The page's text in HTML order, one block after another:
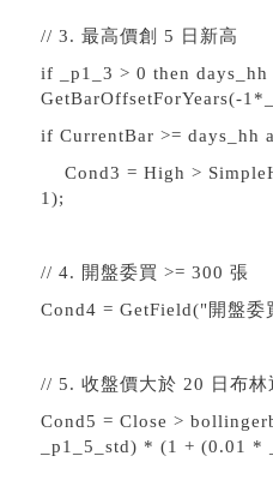
// 3. 最高價創 5 日新高
if _p1_3 > 0 then days_hh
GetBarOffsetForYears(-
if CurrentBar >= days_hh
Cond3 = High >
1);
// 4. 開盤委買 >= 300 張
Cond4 = GetField("開盤委
// 5. 收盤價大於 20 日布林
Cond5 = Close >
_p1_5_std) * (1 + (0.01 *